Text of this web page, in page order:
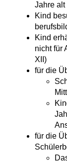
Jahre alt
Kind
Kind
nicht für
XII)
für die
für die